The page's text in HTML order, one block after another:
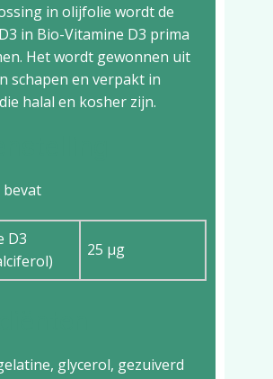
in olijfolie wordt de
in Bio-Vitamine D3 prima
Het wordt gewonnen uit
schapen en verpakt in
halal en kosher zijn.
bevat
D3
25 µg
glycerol, gezuiverd